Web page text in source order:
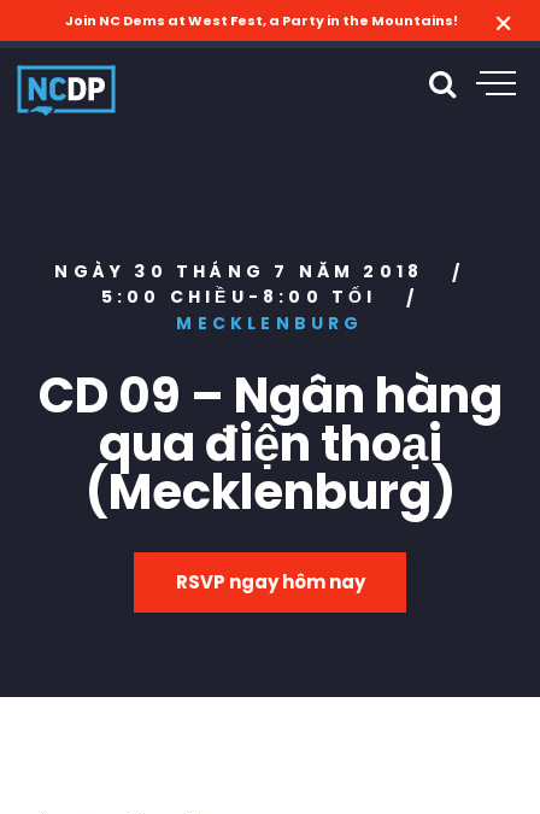
Join NC Dems at West Fest, a Party in the Mountains!
NGÀY 30 THÁNG 7 NĂM 2018
/
5:00 CHIỀU-8:00 TỐI
/
MECKLENBURG
CD 09 – Ngân hàng
qua điện thoại
(Mecklenburg)
RSVP ngay hôm nay